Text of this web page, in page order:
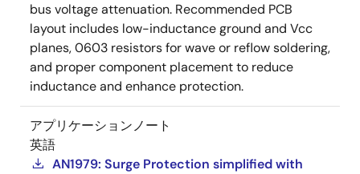
bus voltage attenuation. Recommended PCB
layout includes low-inductance ground and Vcc
planes, 0603 resistors for wave or reflow soldering,
and proper component placement to reduce
inductance and enhance protection.
アプリケーションノート
英語
AN1979: Surge Protection simplified with